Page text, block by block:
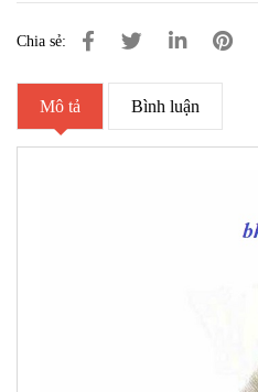
Chia sẻ:
Mô tả Bình luận